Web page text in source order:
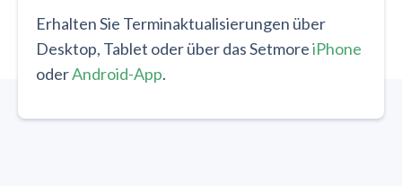
Erhalten Sie Terminaktualisierungen über
Desktop, Tablet oder über das SetmoreiPhone
oderAndroid-App.